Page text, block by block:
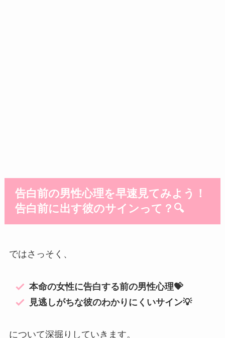
告白前の男性心理を早速見てみよう！
告白前に出す彼のサインって？🔍
ではさっそく、
本命の女性に告白する前の男性心理💝
見逃しがちな彼のわかりにくいサイン💡
について深掘りしていきます。